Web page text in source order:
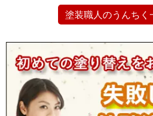
塗装職人のうんちく